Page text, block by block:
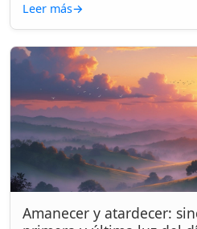
Leer más→
Amanecer y atardecer: